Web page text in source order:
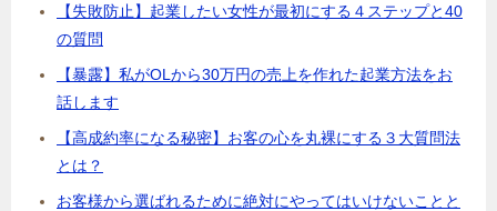
【失敗防止】起業したい女性が最初にする４ステップと40
の質問
【暴露】私がOLから30万円の売上を作れた起業方法をお
話します
【高成約率になる秘密】お客の心を丸裸にする３大質問法
とは？
お客様から選ばれるために絶対にやってはいけないことと